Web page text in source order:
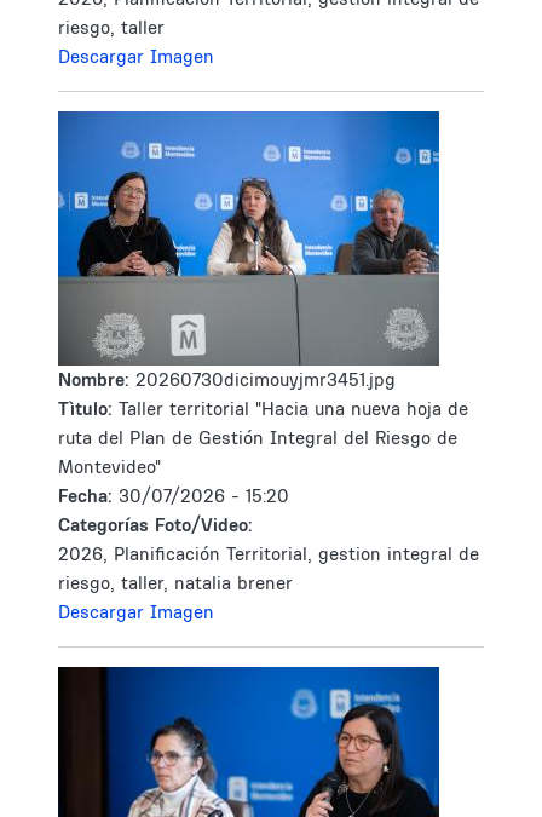
riesgo, taller
Descargar Imagen
Nombre: 20260730dicimouyjmr3451.jpg
Tìtulo: Taller territorial "Hacia una nueva hoja de
ruta del Plan de Gestión Integral del Riesgo de
Montevideo"
Fecha: 30/07/2026 - 15:20
Categorías Foto/Video:
2026, Planificación Territorial, gestion integral de
riesgo, taller, natalia brener
Descargar Imagen